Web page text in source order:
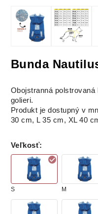
Bunda
Obojstranná
golieri.
Produkt je dostupný v
30 cm, L 35 cm, XL 40
Veľkosť:
S M